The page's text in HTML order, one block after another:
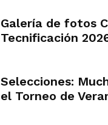
Galería de fotos
Tecnificación
Selecciones:
el Torneo de